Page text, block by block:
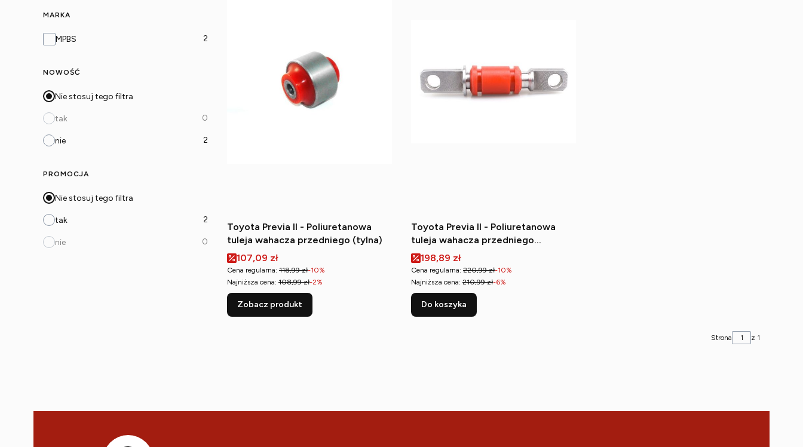
MARKA
Marka
MPBS 2
NOWOŚĆ
Nie stosuj tego filtra
tak 0
nie 2
PROMOCJA
Nie stosuj tego filtra
tak 2
nie 0
Toyota Previa II - Poliuretanowa
tuleja wahacza przedniego (tylna)
Cena promocyjna
107,09 zł
Cena regularna: 118,99 zł-10%
Najniższa cena: 108,99 zł-2%
Zobacz produkt
Toyota Previa II - Poliuretanowa
tuleja wahacza przedniego
przednia (cukierek)
Cena promocyjna
198,89 zł
Cena regularna: 220,99 zł-10%
Najniższa cena: 210,99 zł-6%
Do koszyka
Strona z 1